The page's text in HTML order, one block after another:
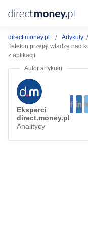
direct.money.pl Artykuły
Telefon przejął władzę nad
z aplikacji
Eksperci
direct.money.pl
Analitycy